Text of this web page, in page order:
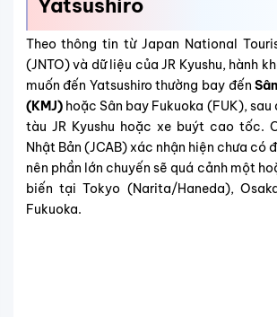
Hành trình, thời gian bay đến